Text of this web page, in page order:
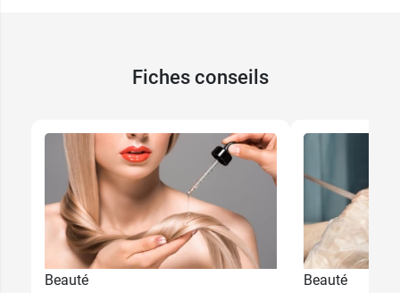
200 ml 12,59 €
Fiches conseils
Beauté
Beauté